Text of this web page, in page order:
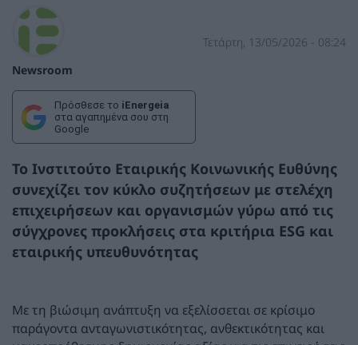
Newsroom
Τετάρτη, 13/05/2026 - 08:24
Πρόσθεσε το iEnergeia
στα αγαπημένα σου στη
Google
Το Ινστιτούτο Εταιρικής Κοινωνικής Ευθύνης
συνεχίζει τον κύκλο συζητήσεων με στελέχη
επιχειρήσεων και οργανισμών γύρω από τις
σύγχρονες προκλήσεις στα κριτήρια ESG και
εταιρικής υπευθυνότητας
Με τη βιώσιμη ανάπτυξη να εξελίσσεται σε κρίσιμο
παράγοντα ανταγωνιστικότητας, ανθεκτικότητας και